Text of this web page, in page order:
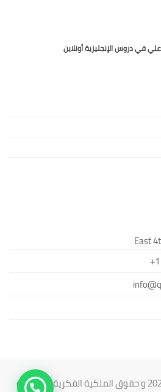
في دروس الإنجليزية أونلاين
جميع الحقوق محفوظة 2025 و حقوق الملكية الفكرية محفوظة